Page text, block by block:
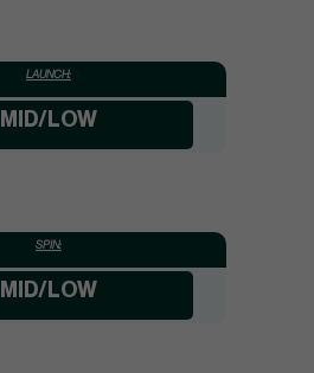
LAUNCH:
MID/LOW
SPIN:
MID/LOW